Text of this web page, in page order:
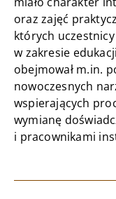
oraz zajęć
których
w zakresie
obejmował m.in.
nowoczesnych
wspierających
wymianę
i pracownikami